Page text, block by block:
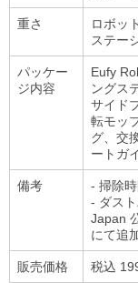
重さ
ロボッ
ステー
パッケー
ジ内容
Eufy
ングス
サイド
転モッ
グ、交
ートガ
備考
- 掃除
- ダス
Japan
にて追
販売価格 税込